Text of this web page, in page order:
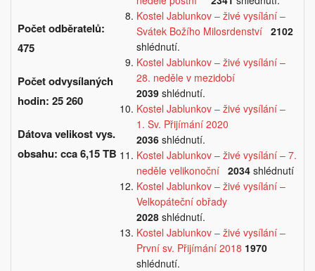
Počet odběratelů:
475
Počet odvysílaných
hodin: 25 260
Dátova velikost vys.
obsahu: cca 6,15 TB
Kostel Jablunkov – živé vysílání –
Svátek Božího Milosrdenství
2102
shlédnutí.
Kostel Jablunkov – živé vysílání –
28. neděle v mezidobí
2039 shlédnutí.
Kostel Jablunkov – živé vysílání –
1. Sv. Přijímání 2020
2036 shlédnutí.
Kostel Jablunkov – živé vysílání – 7.
neděle velikonoční 2034shlédnutí
Kostel Jablunkov – živé vysílání –
Velkopáteční obřady
2028shlédnutí.
Kostel Jablunkov – živé vysílání –
První sv. Přijímání 2018 1970
shlédnutí.